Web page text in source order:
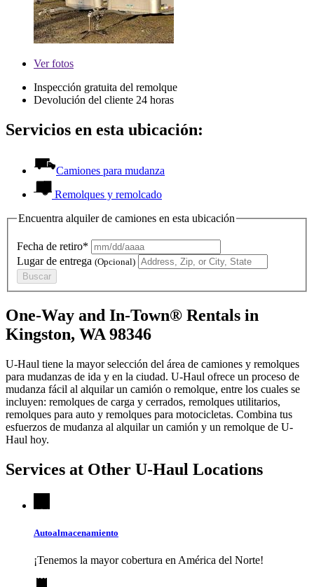
Verfotos
Inspección gratuita del remolque
Devolución del cliente 24 horas
Servicios en esta ubicación:
Camiones para mudanza
Remolques y remolcado
Encuentra alquiler de camiones en esta ubicación
Fecha de retiro*
Lugar de entrega (Opcional)
Buscar
One-Way and In-Town® Rentals in
Kingston, WA 98346
U-Haul tiene la mayor selección del área de camiones y remolques
para mudanzas de ida y en la ciudad. U-Haul ofrece un proceso de
mudanza fácil al alquilar un camión o remolque, entre los cuales se
incluyen: remolques de carga y cerrados, remolques utilitarios,
remolques para auto y remolques para motocicletas. Combina tus
esfuerzos de mudanza al alquilar un camión y un remolque de U-
Haul hoy.
Services at Other U-Haul Locations
Autoalmacenamiento
¡Tenemos la mayor cobertura en América del Norte!